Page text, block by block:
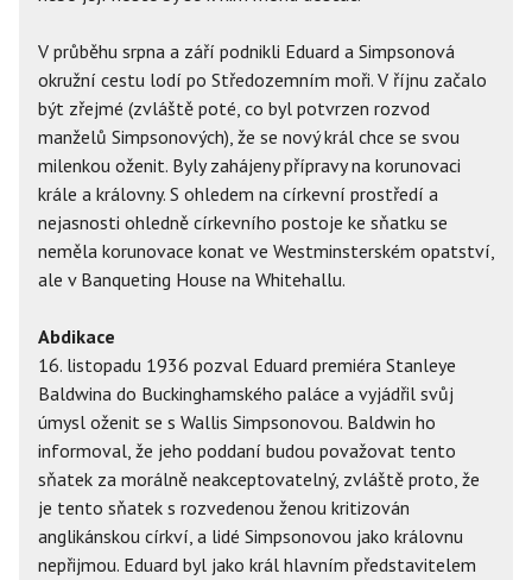
V průběhu srpna a září podnikli Eduard a Simpsonová
okružní cestu lodí po Středozemním moři. V říjnu začalo
být zřejmé (zvláště poté, co byl potvrzen rozvod
manželů Simpsonových), že se nový král chce se svou
milenkou oženit. Byly zahájeny přípravy na korunovaci
krále a královny. S ohledem na církevní prostředí a
nejasnosti ohledně církevního postoje ke sňatku se
neměla korunovace konat ve Westminsterském opatství,
ale v Banqueting House na Whitehallu.
Abdikace
16. listopadu 1936 pozval Eduard premiéra Stanleye
Baldwina do Buckinghamského paláce a vyjádřil svůj
úmysl oženit se s Wallis Simpsonovou. Baldwin ho
informoval, že jeho poddaní budou považovat tento
sňatek za morálně neakceptovatelný, zvláště proto, že
je tento sňatek s rozvedenou ženou kritizován
anglikánskou církví, a lidé Simpsonovou jako královnu
nepřijmou. Eduard byl jako král hlavním představitelem